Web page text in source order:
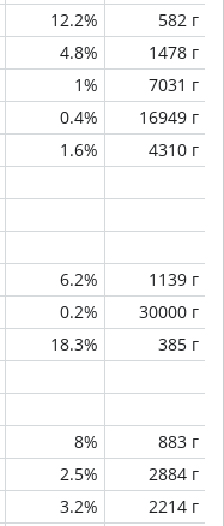
12.2%
582 г
4.8%
1478 г
1%
7031 г
0.4%
16949 г
1.6%
4310 г
6.2%
1139 г
0.2%
30000 г
18.3%
385 г
8%
883 г
2.5%
2884 г
3.2%
2214 г